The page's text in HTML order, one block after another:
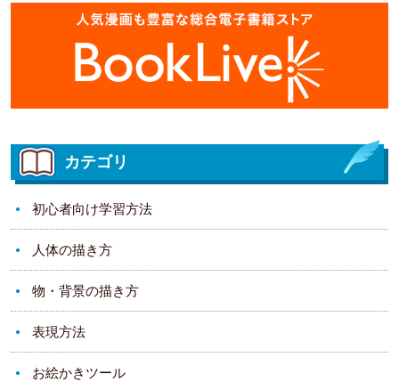
カテゴリ
初心者向け学習方法
人体の描き方
物・背景の描き方
表現方法
お絵かきツール